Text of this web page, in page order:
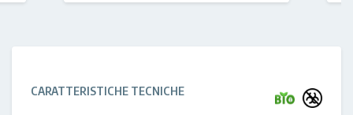
CARATTERISTICHE TECNICHE